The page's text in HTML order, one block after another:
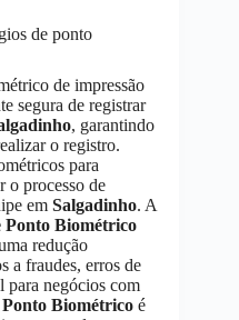
de ponto
de impressão
segura de registrar
, garantindo
o registro.
para
o processo de
em Salgadinho. A
Ponto Biométrico
redução
a fraudes, erros de
para negócios com
Biométrico é